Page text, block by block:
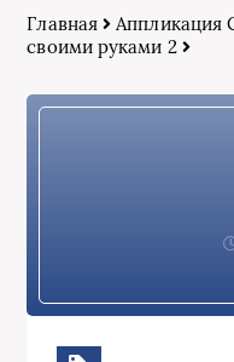
Главная
Аппликация
своими руками 2